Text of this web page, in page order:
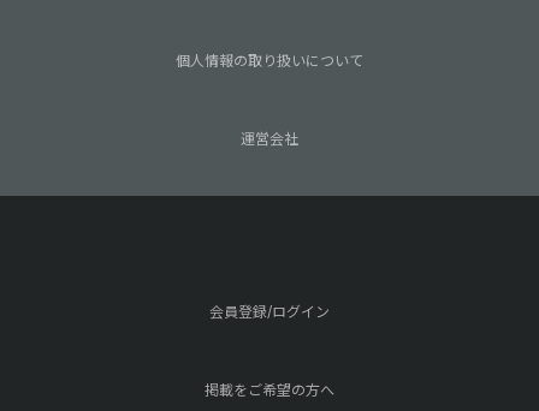
個人情報の取り扱いについて
運営会社
会員登録/ログイン
掲載をご希望の方へ